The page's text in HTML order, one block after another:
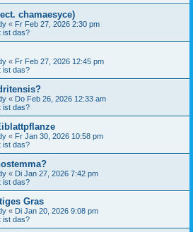
chamaesyce)
« Fr Feb 27, 2026 2:30 pm
ist das?
« Fr Feb 27, 2026 12:45 pm
ist das?
« Do Feb 26, 2026 12:33 am
ist das?
« Fr Jan 30, 2026 10:58 pm
ist das?
« Di Jan 27, 2026 7:42 pm
ist das?
Gras
« Di Jan 20, 2026 9:08 pm
ist das?